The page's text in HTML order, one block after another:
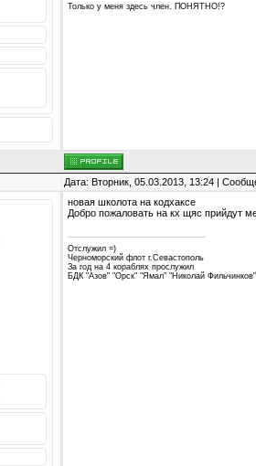
Только у меня здесь член. ПОНЯТНО!?
Дата: Вторник, 05.03.2013, 13:24 |
новая школота на кодхаксе
Добро пожаловать на кх щяс прийдут
Отслужил =)
Черноморский флот г.Севастополь
За год на 4 кораблях прослужил
БДК "Азов" "Орск" "Ямал" "Николай Фильчинков"